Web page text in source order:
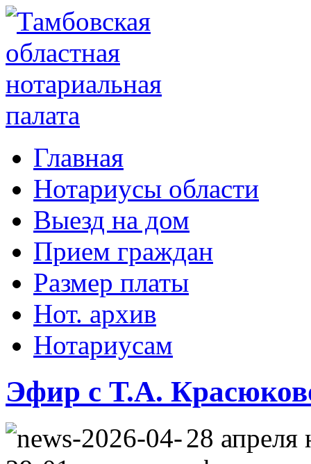
Главная
Нотариусы области
Выезд на дом
Прием граждан
Размер платы
Нот. архив
Нотариусам
Эфир с Т.А.
28 апреля